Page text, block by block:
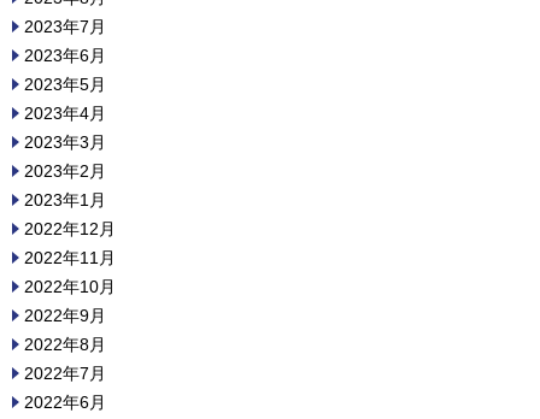
2023年7月
2023年6月
2023年5月
2023年4月
2023年3月
2023年2月
2023年1月
2022年12月
2022年11月
2022年10月
2022年9月
2022年8月
2022年7月
2022年6月